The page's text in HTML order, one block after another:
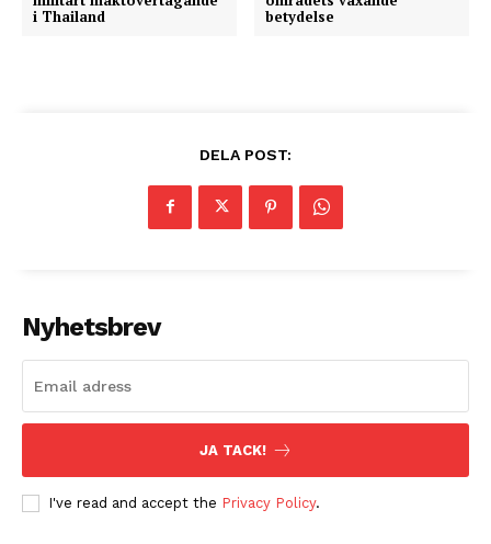
i Thailand
betydelse
DELA POST:
Nyhetsbrev
JA TACK!
I've read and accept the Privacy Policy.